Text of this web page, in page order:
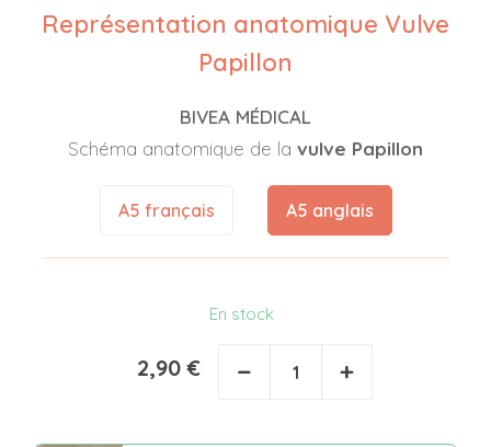
Représentation anatomique Vulve
Papillon
BIVEA MÉDICAL
Schéma anatomique de la vulve Papillon
A5 français A5 anglais
En stock
2,90 € − +